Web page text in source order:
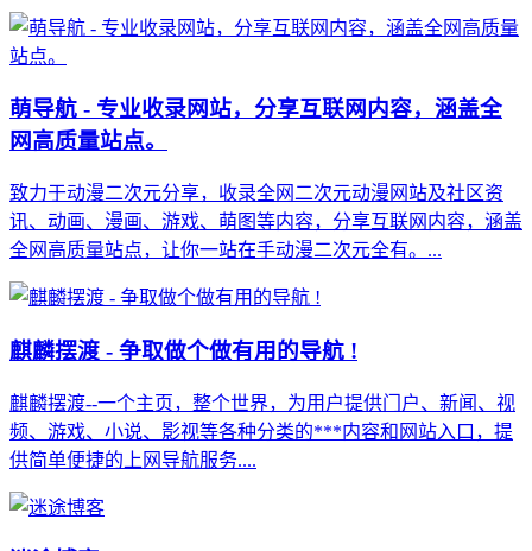
萌导航 - 专业收录网站，分享互联网内容，涵盖全
网高质量站点。
致力于动漫二次元分享，收录全网二次元动漫网站及社区资
讯、动画、漫画、游戏、萌图等内容，分享互联网内容，涵盖
全网高质量站点，让你一站在手动漫二次元全有。...
麒麟摆渡 - 争取做个做有用的导航 !
麒麟摆渡--一个主页，整个世界，为用户提供门户、新闻、视
频、游戏、小说、影视等各种分类的***内容和网站入口，提
供简单便捷的上网导航服务....